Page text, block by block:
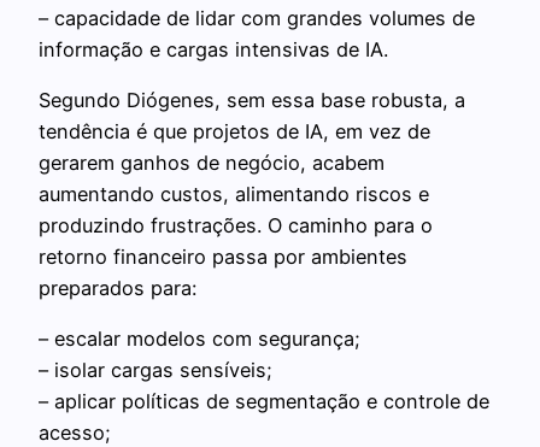
– capacidade de lidar com grandes volumes de
informação e cargas intensivas de IA.
Segundo Diógenes, sem essa base robusta, a
tendência é que projetos de IA, em vez de
gerarem ganhos de negócio, acabem
aumentando custos, alimentando riscos e
produzindo frustrações. O caminho para o
retorno financeiro passa por ambientes
preparados para:
– escalar modelos com segurança;
– isolar cargas sensíveis;
– aplicar políticas de segmentação e controle de
acesso;